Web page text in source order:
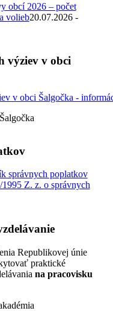
obcí 2026 – počet
volieb20.07.2026 -
výziev v obci
správnych poplatkov
Z. z. o správnych
Republikovej únie
praktické
na pracovisku